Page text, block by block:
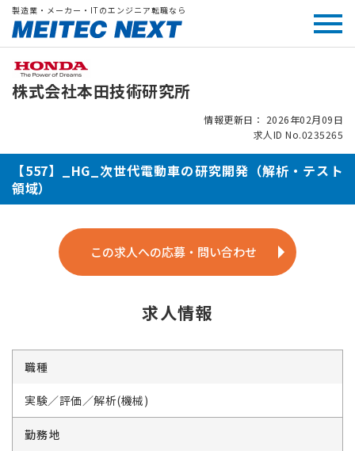
製造業・メーカー・ITのエンジニア転職なら
株式会社本田技術研究所
情報更新日： 2026年02月09日
求人ID No.0235265
【557】_HG_次世代電動車の研究開発（解析・テスト
領域）
この求人への応募・問い合わせ
求人情報
職種
実験／評価／解析(機械)
勤務地